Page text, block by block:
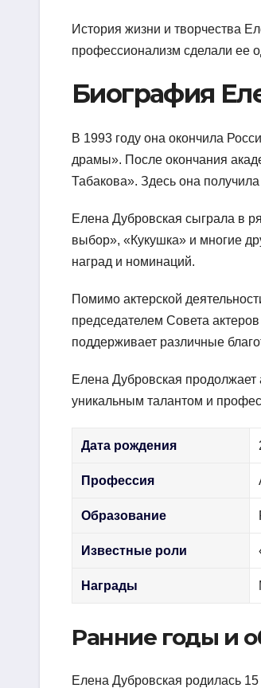
История жизни и творчества
профессионализм сделали ее
Биография
В 1993 году она окончила
драмы». После окончания
Табакова». Здесь она
Елена Дубровская сыграла в
выбор», «Кукушка» и многие
наград и номинаций.
Помимо актерской
председателем Совета
поддерживает различные
Елена Дубровская продолжает
уникальным талантом и
Дата рождения
Профессия
Образование
Известные роли
Награды
Ранние годы и
Елена Дубровская родилась